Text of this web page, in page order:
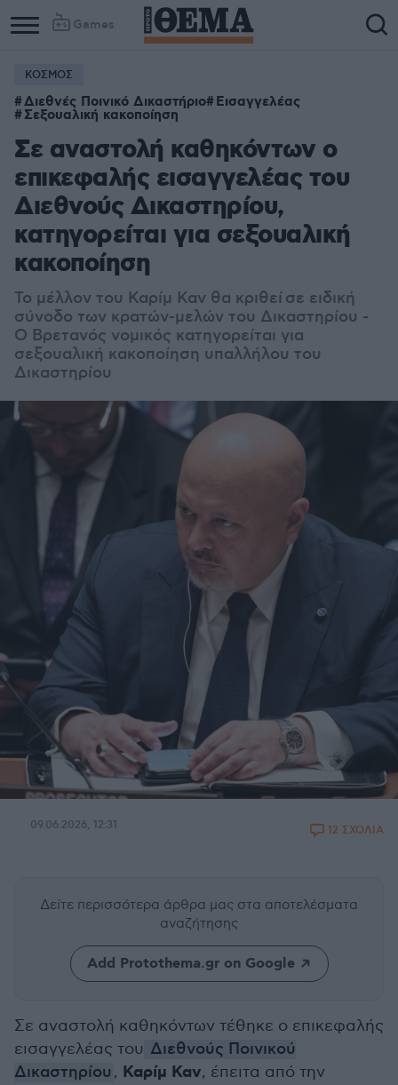
Games
ΚΟΣΜΟΣ
Διεθνές Ποινικό Δικαστήριο Εισαγγελέας
Σεξουαλική κακοποίηση
Σε αναστολή καθηκόντων ο
επικεφαλής εισαγγελέας του
Διεθνούς Δικαστηρίου,
κατηγορείται για σεξουαλική
κακοποίηση
Το μέλλον του Καρίμ Καν θα κριθείσε ειδική
σύνοδο των κρατών-μελών του Δικαστηρίου -
Ο Βρετανός νομικός κατηγορείται για
σεξουαλική κακοποίηση υπαλλήλου του
Δικαστηρίου
09.06.2026, 12:31 12 ΣΧΟΛΙΑ
Δείτε περισσότερα άρθρα μας στα αποτελέσματα
αναζήτησης
Add Protothema.gr on Google
Σε αναστολή καθηκόντων τέθηκε ο επικεφαλής
εισαγγελέας του Διεθνούς Ποινικού
Δικαστηρίου , Καρίμ Καν, έπειτα από την